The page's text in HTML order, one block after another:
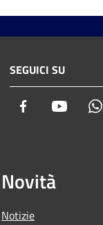
SEGUICI SU
Facebook Youtube
Novità
Notizie